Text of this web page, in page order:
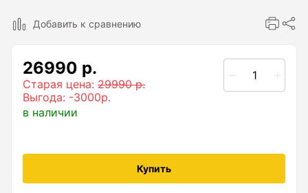
Добавить к сравнению
26990 р.
Старая цена: 29990 р.
Выгода: -3000р.
в наличии
Купить
Лазерный датчик расстояния
Дорожные колеса (курвиметры)
Аксессуары к дорожным колесам
Колесо измерительное